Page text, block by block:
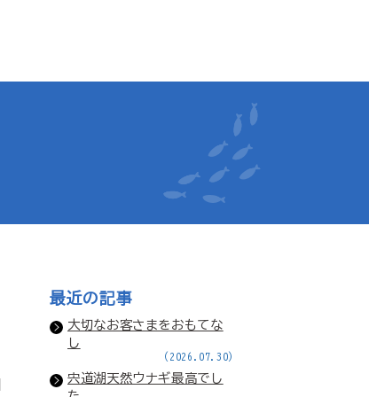
最近の記事
大切なお客さまをおもてな
し
(2026.07.30)
宍道湖天然ウナギ最高でし